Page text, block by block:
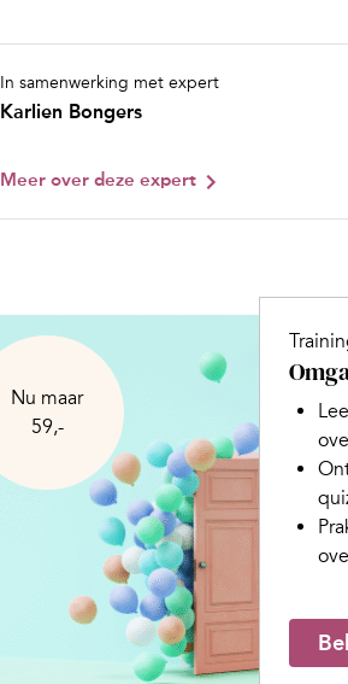
In samenwerking met expert
Karlien Bongers
Meer over deze expert
Nu maar
59,-